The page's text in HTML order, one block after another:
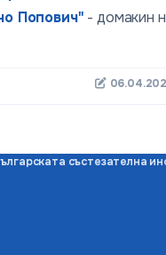
Попович" - домакин
състезателна